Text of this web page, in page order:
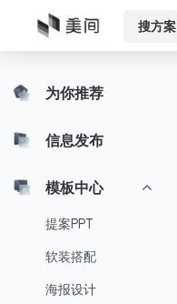
搜方案
为你推荐
信息发布
模板中心
提案PPT
软装搭配
海报设计